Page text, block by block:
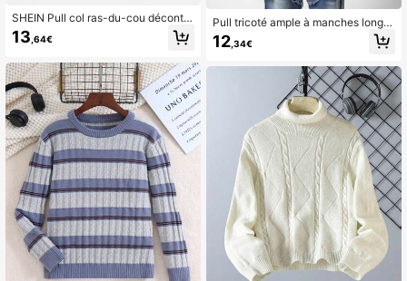
SHEIN Pull col ras-du-cou décontra
cté à rayures à manches longues p
our garçons adolescents
13 ,64€
Pull tricoté ample à manches longu
es, arc-en-ciel dégradé, mode déco
ntractée pour adolescent garçon
12 ,34€